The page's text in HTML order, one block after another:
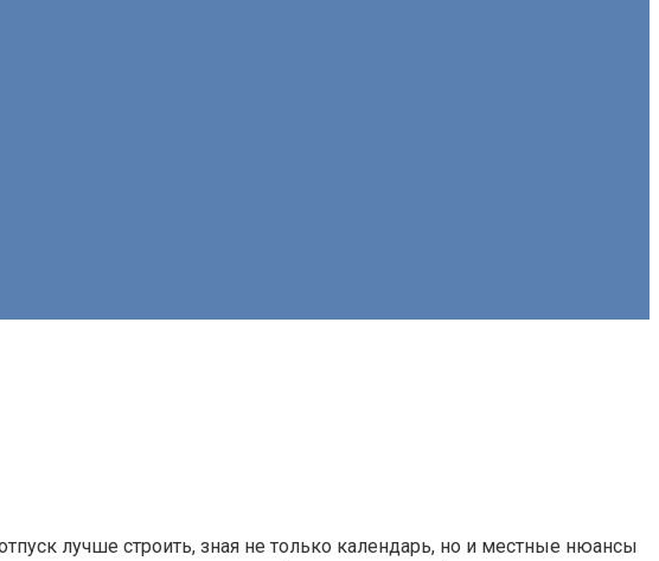
лучше строить, зная не только календарь, но и местные нюансы